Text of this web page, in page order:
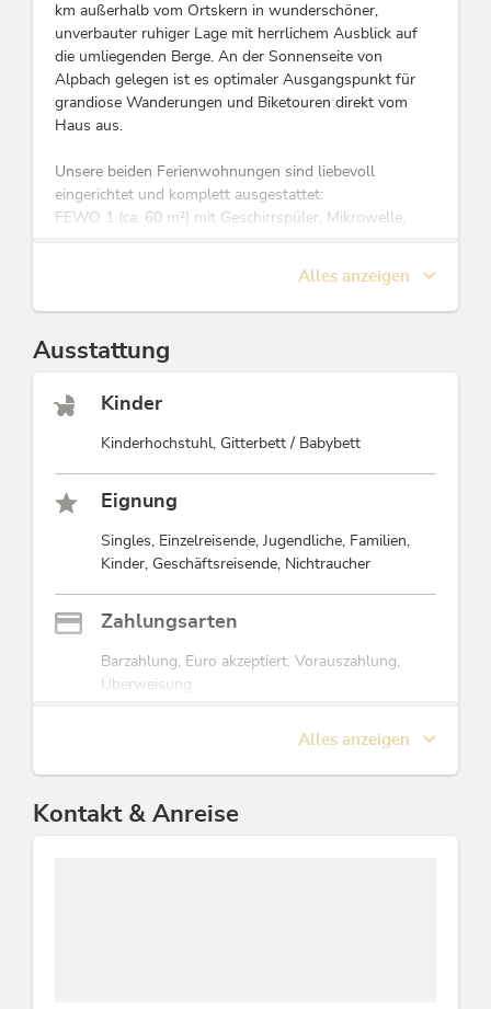
km außerhalb vom Ortskern in wunderschöner,
unverbauter ruhiger Lage mit herrlichem Ausblick auf
die umliegenden Berge. An der Sonnenseite von
Alpbach gelegen ist es optimaler Ausgangspunkt für
grandiose Wanderungen und Biketouren direkt vom
Haus aus.
Unsere beiden Ferienwohnungen sind liebevoll
eingerichtet und komplett ausgestattet:
FEWO 1 (ca. 60 m²) mit Geschirrspüler, Mikrowelle,
Auf Wunsch Gitterbett und Hochstuhl!
Alle Gäste erhalten von uns die kostenlose Alpbachtal
Sommerbergbahnfahrten in Alpbach, Reith im
Wir freuen uns auf Ihren Besuch!
Diese Unterkunft ist Mitglied von
Alles anzeigen
Ausstattung
Kinder
Kinderhochstuhl, Gitterbett / Babybett
Eignung
Singles, Einzelreisende, Jugendliche, Familien,
Kinder, Geschäftsreisende, Nichtraucher
Zahlungsarten
Barzahlung, Euro akzeptiert, Vorauszahlung,
Überweisung
gelegen, Ortsrand, Hanglage, Waldnähe,
Alles anzeigen
Kontakt & Anreise